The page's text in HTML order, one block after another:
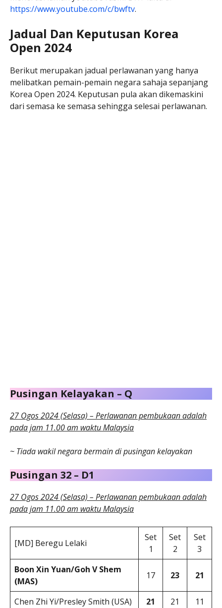
https://www.youtube.com/c/bwftv.
Jadual Dan Keputusan Korea
Open 2024
Berikut merupakan jadual perlawanan yang hanya
melibatkan pemain-pemain negara sahaja sepanjang
Korea Open 2024. Keputusan pula akan dikemaskini
dari semasa ke semasa sehingga selesai perlawanan.
Pusingan Kelayakan – Q
27 Ogos 2024 (Selasa) – Perlawanan pembukaan adalah
pada jam 11.00 am waktu Malaysia
~ Tiada wakil negara bermain di pusingan kelayakan
Pusingan 32 – D1
27 Ogos 2024 (Selasa) – Perlawanan pembukaan adalah
pada jam 11.00 am waktu Malaysia
[MD] Beregu Lelaki
Set
1
Set
2
Set
3
Boon Xin Yuan/Goh V Shem
(MAS)
17 23 21
Chen Zhi Yi/Presley Smith (USA) 21 21 11